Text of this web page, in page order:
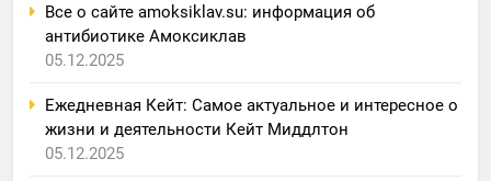
Все о сайте amoksiklav.su: информация об
антибиотике Амоксиклав
05.12.2025
Ежедневная Кейт: Самое актуальное и интересное о
жизни и деятельности Кейт Миддлтон
05.12.2025